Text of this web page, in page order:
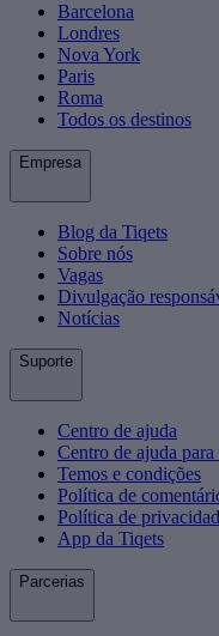
Barcelona
Londres
Nova York
Paris
Roma
Todos os destinos
Empresa
Blog da Tiqets
Sobre nós
Vagas
Divulgação
Notícias
Suporte
Centro de ajuda
Centro de ajuda
Temos e condições
Política de
Política de
App da Tiqets
Parcerias